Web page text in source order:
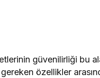
güvenilirliği bu
özellikler